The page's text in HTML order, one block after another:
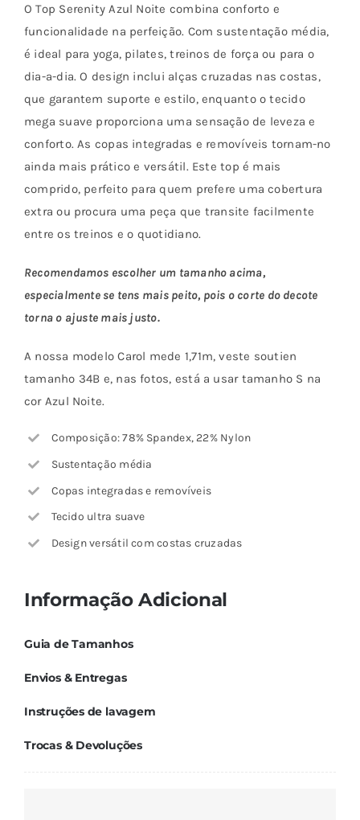
O Top Serenity Azul Noite combina conforto e
funcionalidade na perfeição. Com sustentação média,
é ideal para yoga, pilates, treinos de força ou para o
dia-a-dia. O design inclui alças cruzadas nas costas,
que garantem suporte e estilo, enquanto o tecido
mega suave proporciona uma sensação de leveza e
conforto. As copas integradas e removíveis tornam-no
ainda mais prático e versátil. Este top é mais
comprido, perfeito para quem prefere uma cobertura
extra ou procura uma peça que transite facilmente
entre os treinos e o quotidiano.
Recomendamos escolher um tamanho acima,
especialmente se tens mais peito, pois o corte do decote
torna o ajuste mais justo.
A nossa modelo Carol mede 1,71m, veste soutien
tamanho 34B e, nas fotos, está a usar tamanho S na
cor Azul Noite.
Composição: 78% Spandex, 22% Nylon
Sustentação média
Copas integradas e removíveis
Tecido ultra suave
Design versátil com costas cruzadas
Informação Adicional
Guia de Tamanhos
Envios & Entregas
Instruções de lavagem
Trocas & Devoluções